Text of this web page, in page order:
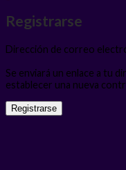
Registrarse
Dirección de correo
Se enviará un enlace a tu
establecer una nueva
Registrarse